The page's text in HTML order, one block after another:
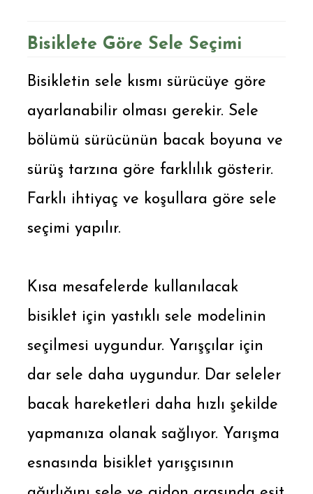
Bisiklete Göre Sele Seçimi
Bisikletin sele kısmı sürücüye göre
ayarlanabilir olması gerekir. Sele
bölümü sürücünün bacak boyuna ve
sürüş tarzına göre farklılık gösterir.
Farklı ihtiyaç ve koşullara göre sele
seçimi yapılır.
Kısa mesafelerde kullanılacak
bisiklet için yastıklı sele modelinin
seçilmesi uygundur. Yarışçılar için
dar sele daha uygundur. Dar seleler
bacak hareketleri daha hızlı şekilde
yapmanıza olanak sağlıyor. Yarışma
esnasında bisiklet yarışçısının